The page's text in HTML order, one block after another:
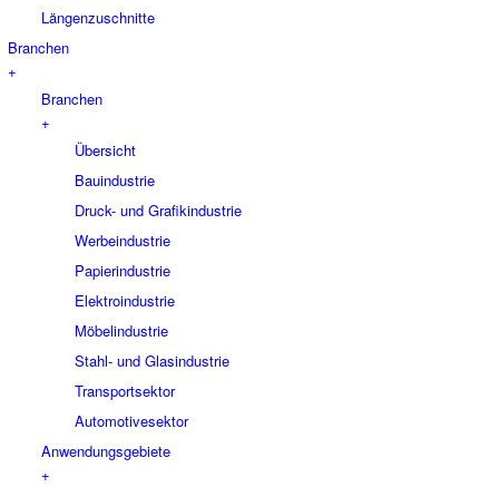
Längenzuschnitte
Branchen
+
Branchen
+
Übersicht
Bauindustrie
Druck- und Grafikindustrie
Werbeindustrie
Papierindustrie
Elektroindustrie
Möbelindustrie
Stahl- und Glasindustrie
Transportsektor
Automotivesektor
Anwendungsgebiete
+